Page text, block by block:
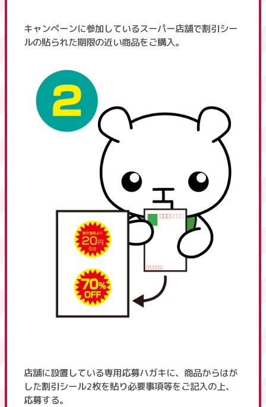
キャンペーンに参加しているスーパー店舗で割引シー
ルの貼られた期限の近い商品をご購入。
店舗に設置している専用応募ハガキに、商品からはが
した割引シール2枚を貼り必要事項等をご記入の上、
応募する。